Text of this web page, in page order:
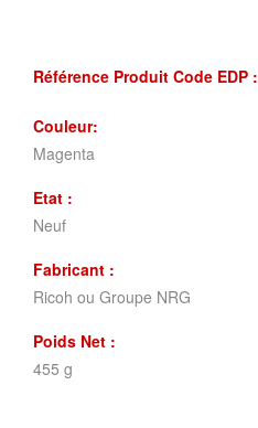
Référence Produit Code EDP :
Couleur:
Magenta
Etat :
Neuf
Fabricant :
Ricoh ou Groupe NRG
Poids Net :
455 g